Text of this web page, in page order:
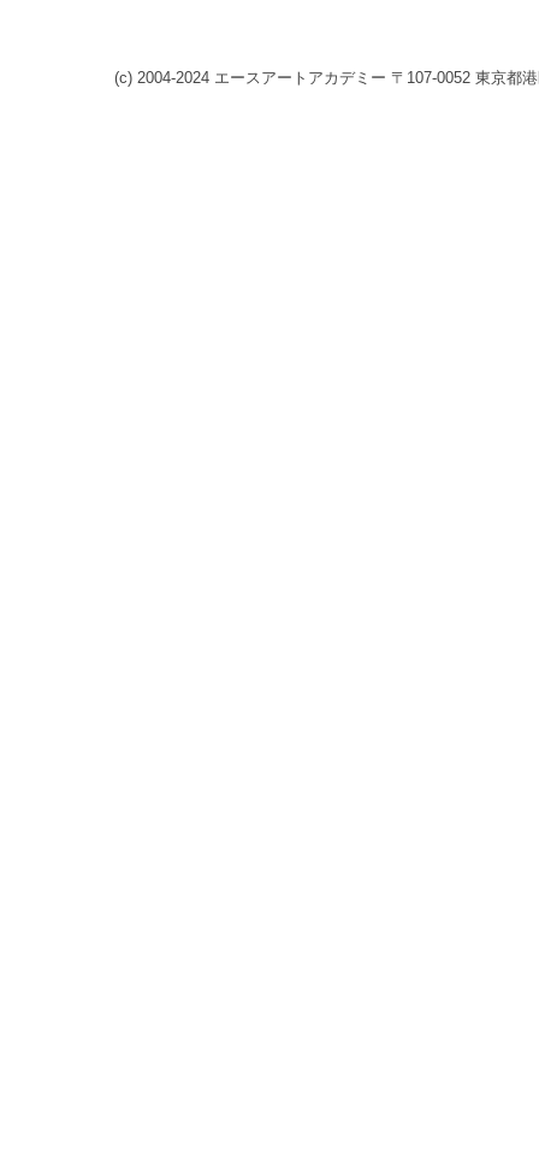
(c) 2004-2024 エースアートアカデミー 〒107-0052 東京都